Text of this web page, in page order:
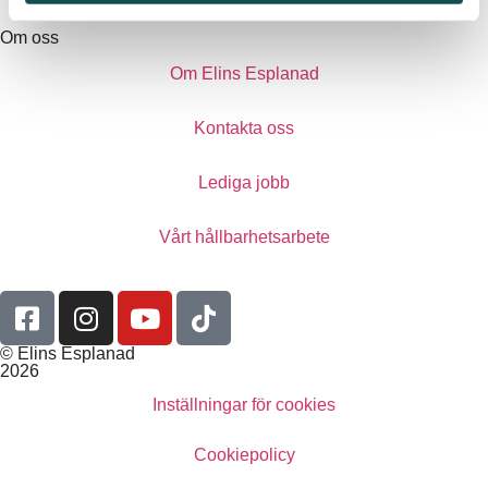
Om oss
Om Elins Esplanad
Kontakta oss
Lediga jobb
Vårt hållbarhetsarbete
© Elins Esplanad
2026
Inställningar för cookies
Cookiepolicy